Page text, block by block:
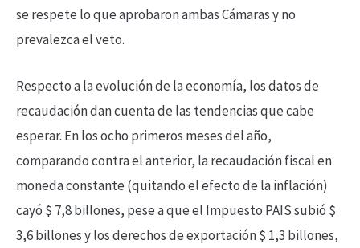
se respete lo que aprobaron ambas Cámaras y no
prevalezca el veto.
Respecto a la evolución de la economía, los datos de
recaudación dan cuenta de las tendencias que cabe
esperar. En los ocho primeros meses del año,
comparando contra el anterior, la recaudación fiscal en
moneda constante (quitando el efecto de la inflación)
cayó $ 7,8 billones, pese a que el Impuesto PAIS subió $
3,6 billones y los derechos de exportación $ 1,3 billones,